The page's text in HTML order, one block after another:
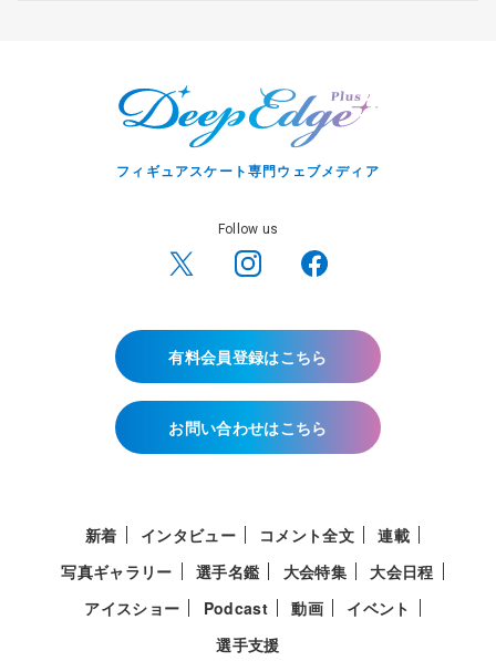
フィギュアスケート専門ウェブメディア
Follow us
有料会員登録はこちら
お問い合わせはこちら
新着 インタビュー コメント全文
連載
写真ギャラリー
選手名鑑 大会特集
大会日程
アイスショー
Podcast 動画
イベント
選手支援